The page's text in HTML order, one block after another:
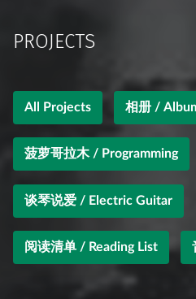
PROJECTS
All Projects 相册 /
菠萝哥拉木 / Programming
谈琴说爱 / Electric Guitar
阅读清单 / Reading List